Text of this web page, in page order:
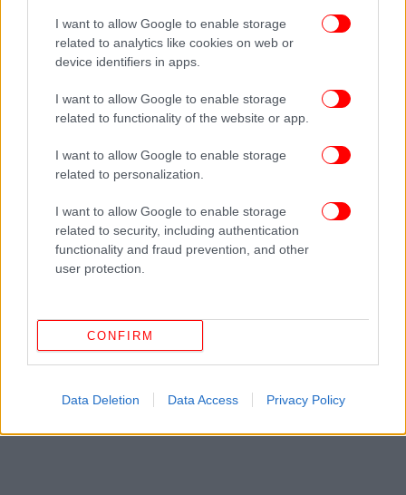
I want to allow Google to enable storage
related to analytics like cookies on web or
device identifiers in apps.
I want to allow Google to enable storage
related to functionality of the website or app.
I want to allow Google to enable storage
related to personalization.
I want to allow Google to enable storage
related to security, including authentication
functionality and fraud prevention, and other
user protection.
CONFIRM
Data Deletion Data Access Privacy Policy
ΔΕΙΤΕ ΕΠΙΣΗΣ